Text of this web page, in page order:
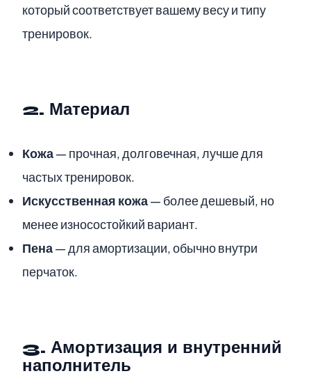
который соответствует вашему весу и типу
тренировок.
2. Материал
Кожа— прочная, долговечная, лучше для
частых тренировок.
Искусственная кожа— более дешевый, но
менее износостойкий вариант.
Пена— для амортизации, обычно внутри
перчаток.
3. Амортизация и внутренний
наполнитель